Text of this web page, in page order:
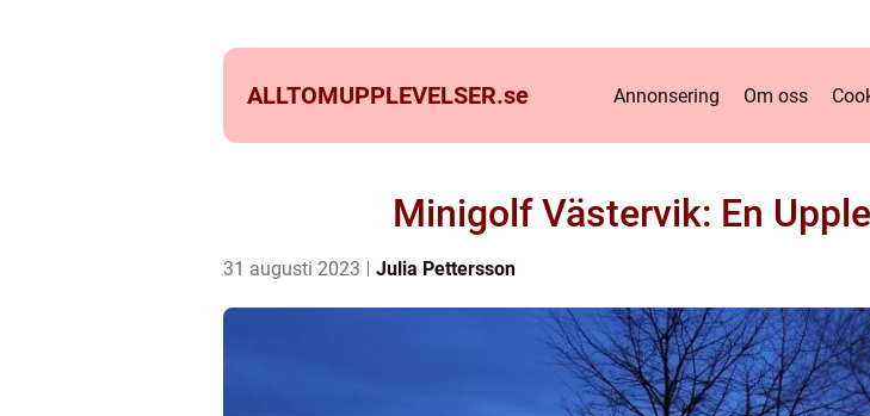
ALLTOMUPPLEVELSER.se Annonsering Om oss
Minigolf Västervik: En
31 augusti 2023 Julia Pettersson